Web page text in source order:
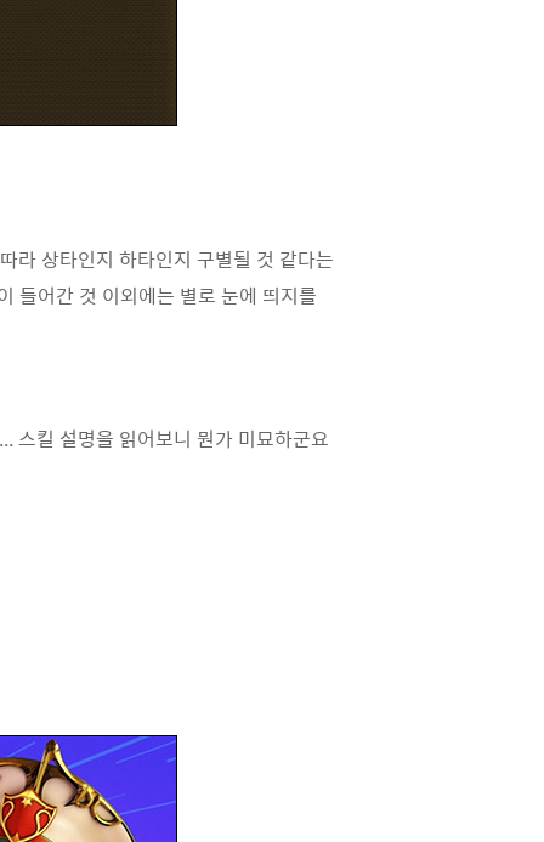
라 상타인지 하타인지 구별될 것 같다는
들어간 것 이외에는 별로 눈에 띄지를
스킬 설명을 읽어보니 뭔가 미묘하군요